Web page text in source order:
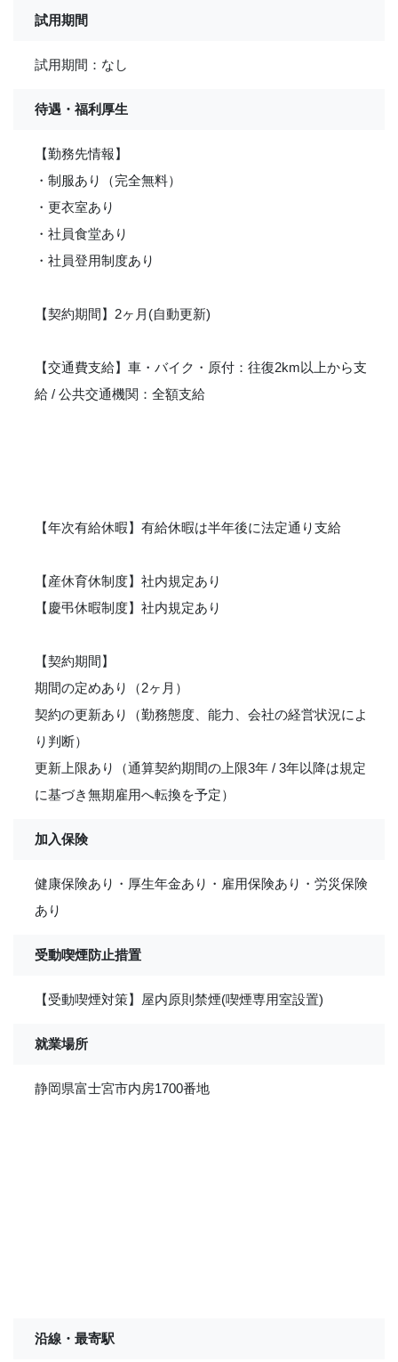
試用期間
試用期間：なし
待遇・福利厚生
【勤務先情報】
・制服あり（完全無料）
・更衣室あり
・社員食堂あり
・社員登用制度あり
【契約期間】2ヶ月(自動更新)
【交通費支給】車・バイク・原付：往復2km以上から支
給 / 公共交通機関：全額支給
【年次有給休暇】有給休暇は半年後に法定通り支給
【産休育休制度】社内規定あり
【慶弔休暇制度】社内規定あり
【契約期間】
期間の定めあり（2ヶ月）
契約の更新あり（勤務態度、能力、会社の経営状況によ
り判断）
更新上限あり（通算契約期間の上限3年 / 3年以降は規定
に基づき無期雇用へ転換を予定）
加入保険
健康保険あり・厚生年金あり・雇用保険あり・労災保険
あり
受動喫煙防止措置
【受動喫煙対策】屋内原則禁煙(喫煙専用室設置)
就業場所
静岡県富士宮市内房1700番地
沿線・最寄駅